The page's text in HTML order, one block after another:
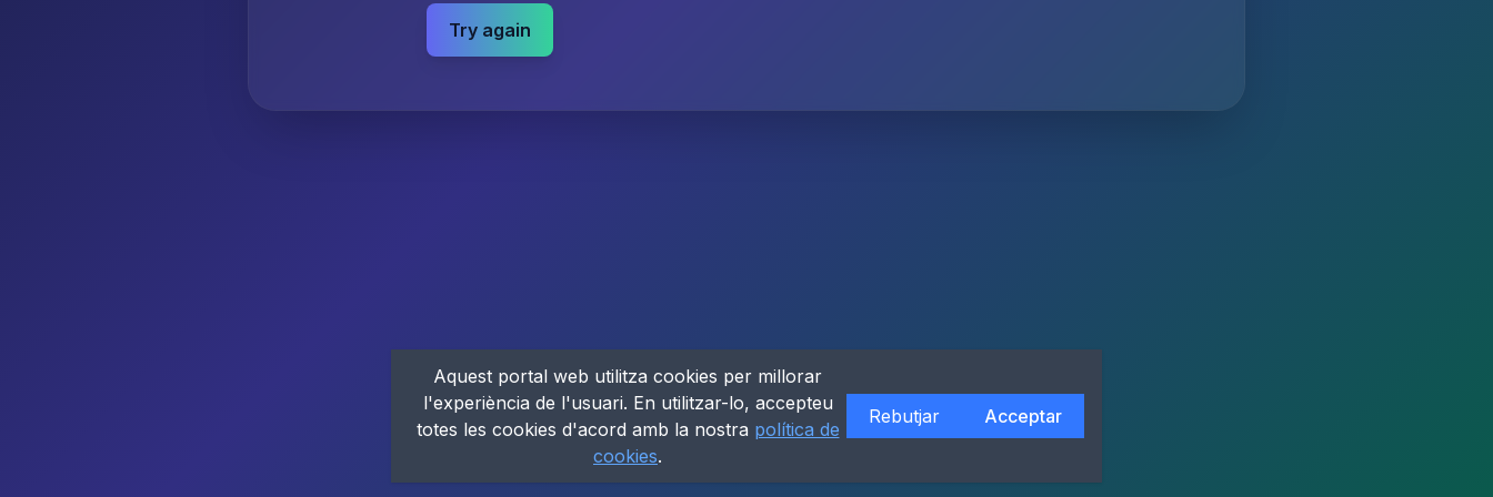
Try again
Aquest portal web utilitza cookies per millorar
l'experiència de l'usuari. En utilitzar-lo, accepteu
totes les cookies d'acord amb la nostra política de
cookies.
Rebutjar Acceptar